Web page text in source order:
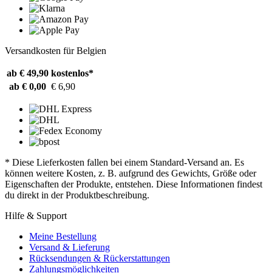
Versandkosten für Belgien
ab € 49,90 kostenlos*
ab € 0,00 € 6,90
* Diese Lieferkosten fallen bei einem Standard-Versand an. Es
können weitere Kosten, z. B. aufgrund des Gewichts, Größe oder
Eigenschaften der Produkte, entstehen. Diese Informationen findest
du direkt in der Produktbeschreibung.
Hilfe & Support
Meine Bestellung
Versand & Lieferung
Rücksendungen & Rückerstattungen
Zahlungsmöglichkeiten